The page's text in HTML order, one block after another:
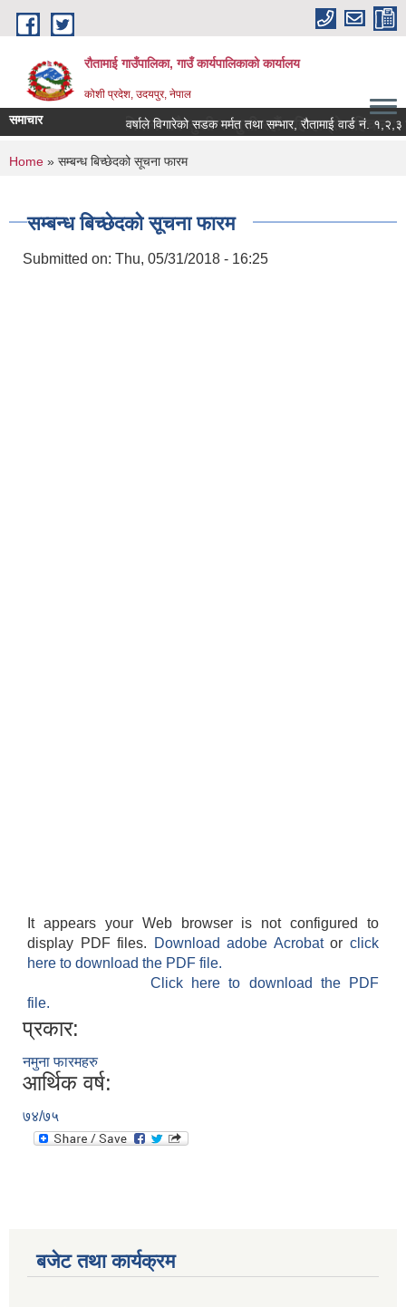
Skip to main content
रौतामाई गाउँपालिका, गाउँ कार्यपालिकाको कार्यालय
कोशी प्रदेश, उदयपुर, नेपाल
हाम्रो अभियान सबै सुखी र खुसी रहौं यहि हाम्रो पहिचान"
समाचार वर्षाले विगारेको सडक मर्मत तथा सम्भार, रौतामाई वार्ड नं. १,२,३ र
You are here
Home » सम्बन्ध बिच्छेदको सूचना फारम
सम्बन्ध बिच्छेदको सूचना फारम
Submitted on: Thu, 05/31/2018 - 16:25
It appears your Web browser is not configured to
display PDF files.
Download adobe Acrobatorclick
here to download the PDF file.
Click here to download the PDF
file.
प्रकार:
नमुना फारमहरु
आर्थिक वर्ष:
७४/७५
बजेट तथा कार्यक्रम